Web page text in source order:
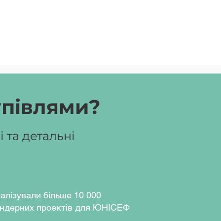
детальні
більше 10 000
проектів для ЮНІСЕФ